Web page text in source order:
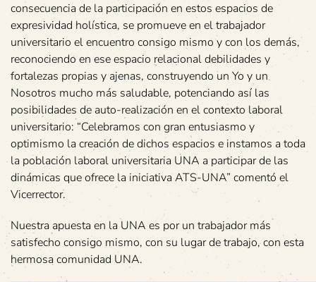
consecuencia de la participación en estos espacios de
expresividad holística, se promueve en el trabajador
universitario el encuentro consigo mismo y con los demás,
reconociendo en ese espacio relacional debilidades y
fortalezas propias y ajenas, construyendo un Yo y un
Nosotros mucho más saludable, potenciando así las
posibilidades de auto-realización en el contexto laboral
universitario: “Celebramos con gran entusiasmo y
optimismo la creación de dichos espacios e instamos a toda
la población laboral universitaria UNA a participar de las
dinámicas que ofrece la iniciativa ATS-UNA” comentó el
Vicerrector.
Nuestra apuesta en la UNA es por un trabajador más
satisfecho consigo mismo, con su lugar de trabajo, con esta
hermosa comunidad UNA.